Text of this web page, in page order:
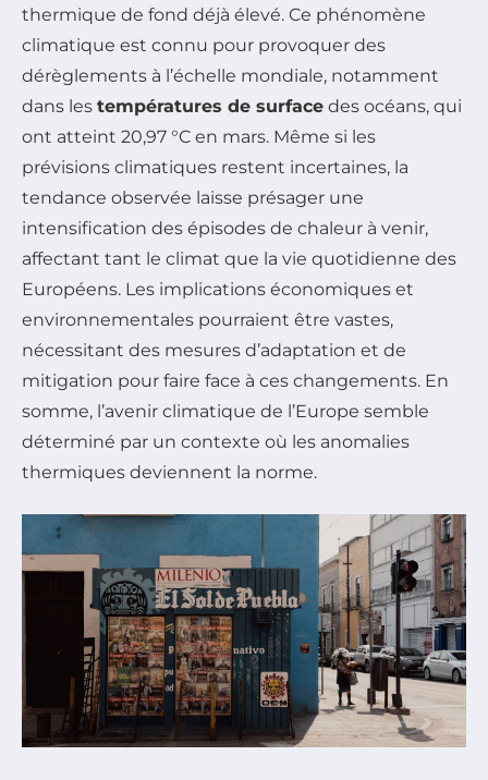
thermique de fond déjà élevé. Ce phénomène
climatique est connu pour provoquer des
dérèglements à l’échelle mondiale, notamment
dans les températures de surface des océans, qui
ont atteint 20,97 °C en mars. Même si les
prévisions climatiques restent incertaines, la
tendance observée laisse présager une
intensification des épisodes de chaleur à venir,
affectant tant le climat que la vie quotidienne des
Européens. Les implications économiques et
environnementales pourraient être vastes,
nécessitant des mesures d’adaptation et de
mitigation pour faire face à ces changements. En
somme, l’avenir climatique de l’Europe semble
déterminé par un contexte où les anomalies
thermiques deviennent la norme.